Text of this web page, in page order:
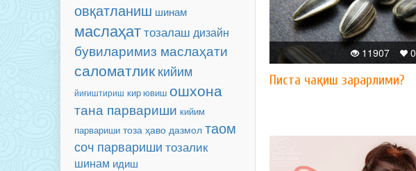
овқатланиш шинам
маслаҳаттозалаш дизайн
бувиларимиз маслаҳати
саломатлик кийим
йиғиштириш кир ювиш ошхона
тана парвариши кийим
парвариши тоза ҳаво дазмол таом
соч парвариши тозалик
шинам идиш
0
11907
Писта чақиш зарарлими?